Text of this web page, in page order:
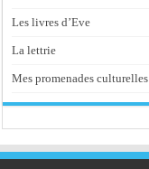
Les livres d’Eve
La lettrie
Mes promenades culturelles